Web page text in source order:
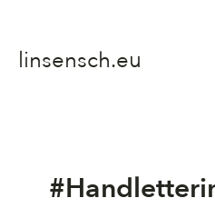
linsensch.eu